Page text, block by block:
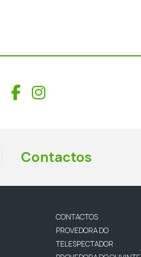
Facebook
Instagram
Contactos
CONTACTOS
PROVEDORA DO
TELESPECTADOR